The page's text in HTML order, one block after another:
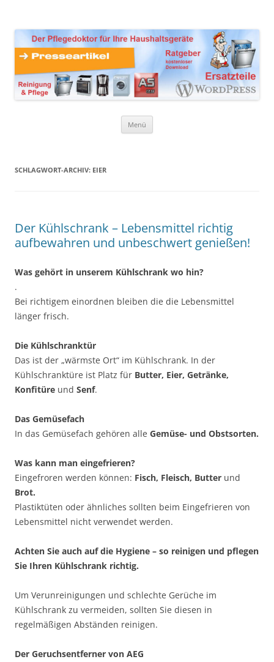
Haushaltsgeräte
Reinigungsprodukte und Pflegemittel
Menü
SCHLAGWORT-ARCHIV: EIER
Der Kühlschrank – Lebensmittel richtig
aufbewahren und unbeschwert genießen!
Was gehört in unserem Kühlschrank wo hin?
.
Bei richtigem einordnen bleiben die die Lebensmittel
länger frisch.
Die Kühlschranktür
Das ist der „wärmste Ort“ im Kühlschrank. In der
Kühlschranktüre ist Platz für Butter, Eier, Getränke,
Konfitüre und Senf.
Das Gemüsefach
In das Gemüsefach gehören alle Gemüse- und Obstsorten.
Was kann man eingefrieren?
Eingefroren werden können: Fisch, Fleisch, Butter und
Brot.
Plastiktüten oder ähnliches sollten beim Eingefrieren von
Lebensmittel nicht verwendet werden.
Achten Sie auch auf die Hygiene – so reinigen und pflegen
Sie Ihren Kühlschrank richtig.
Um Verunreinigungen und schlechte Gerüche im
Kühlschrank zu vermeiden, sollten Sie diesen in
regelmäßigen Abständen reinigen.
Der Geruchsentferner von AEG